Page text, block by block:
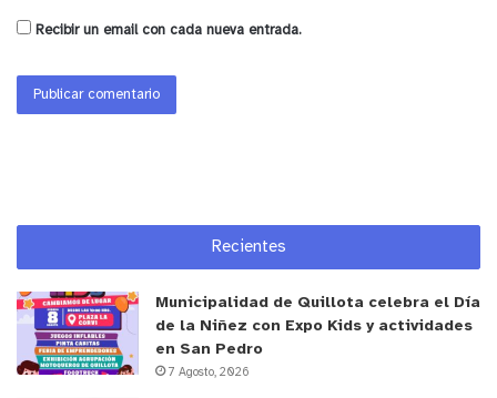
Recibir un email con cada nueva entrada.
Recientes
Municipalidad de Quillota celebra el Día
de la Niñez con Expo Kids y actividades
en San Pedro
7 Agosto, 2026